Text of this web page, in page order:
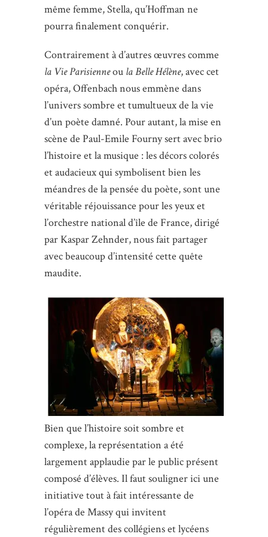
même femme, Stella, qu’Hoffman ne
pourra finalement conquérir.
Contrairement à d’autres œuvres comme
la Vie Parisienneou la Belle Hélène, avec cet
opéra, Offenbach nous emmène dans
l’univers sombre et tumultueux de la vie
d’un poète damné. Pour autant, la mise en
scène de Paul-Emile Fourny sert avec brio
l’histoire et la musique : les décors colorés
et audacieux qui symbolisent bien les
méandres de la pensée du poète, sont une
véritable réjouissance pour les yeux et
l’orchestre national d’île de France, dirigé
par Kaspar Zehnder, nous fait partager
avec beaucoup d’intensité cette quête
maudite.
Bien que l’histoire soit sombre et
complexe, la représentation a été
largement applaudie par le public présent
composé d’élèves. Il faut souligner ici une
initiative tout à fait intéressante de
l’opéra de Massy qui invitent
régulièrement des collégiens et lycéens